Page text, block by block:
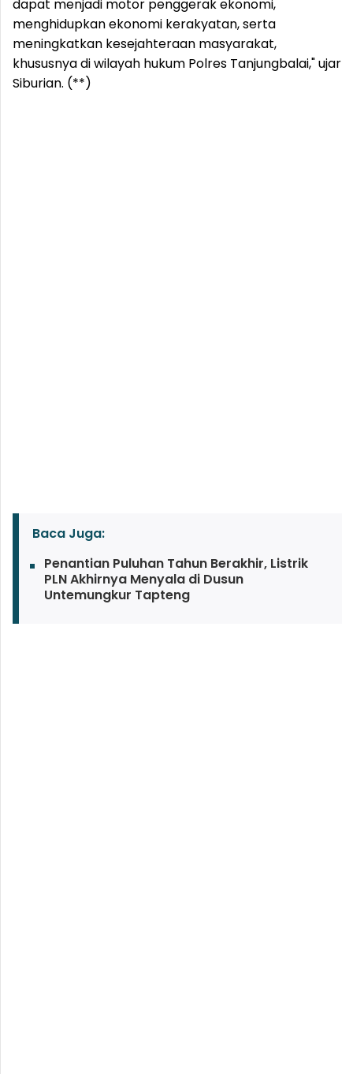
dapat menjadi motor penggerak ekonomi,
menghidupkan ekonomi kerakyatan, serta
meningkatkan kesejahteraan masyarakat,
khususnya di wilayah hukum Polres Tanjungbalai," ujar
Siburian. (**)
Baca Juga:
Penantian Puluhan Tahun Berakhir, Listrik
PLN Akhirnya Menyala di Dusun
Untemungkur Tapteng